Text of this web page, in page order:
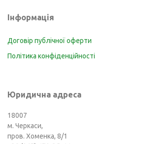
Інформація
Договір публічної оферти
Політика конфіденційності
Юридична адреса
18007
м. Черкаси,
пров. Хоменка, 8/1